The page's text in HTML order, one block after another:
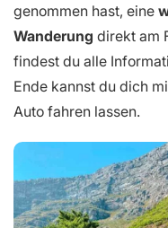
genommen hast, eine
Wanderung direkt am
findest du alle
Ende kannst du dich
Auto fahren lassen.